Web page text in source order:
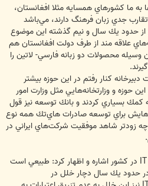
به ما كشورهاي همسايه مثلا افغانستان‌،
جدي زبان فرهنگ دارند،‌ مي‌باشد
حدود يك سال و نيم گذشته اين موضوع
علاقه مند از طرف دولت افغانستان هم
وسيله محصولات دو زبانه فارسي- لاتين را
دبيرخانه كنار رفتم در اين حوزه بيشتر
حوزه و وزارتخانه‌هايي مثل وزارت امور
كمك بسياري كردند و با‌نك توسعه نيز قول
براي توسعه صادرات‌ هاي‌تك همه نوع
چه زودتر شاهد موفقيت شركت‌هاي ايراني در
جهانگرد در ادامه به بحث ركود بازار IT در كشور اشاره و اظهار كرد: طبيعي است
در حدود يك سال دچار خلل در